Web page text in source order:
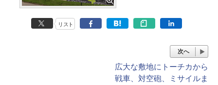
リスト
次へ
広大な敷地にトーチカから
戦車、対空砲、ミサイルま